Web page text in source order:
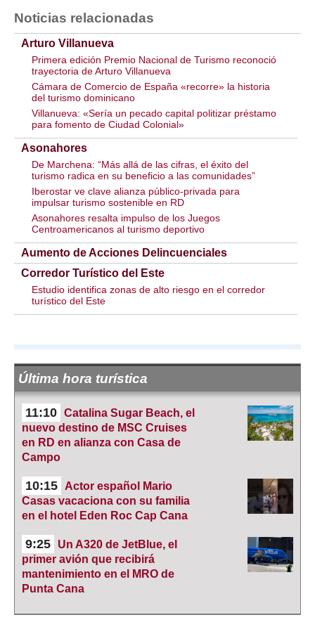
Noticias relacionadas
Arturo Villanueva
Primera edición Premio Nacional de Turismo reconoció
trayectoria de Arturo Villanueva
Cámara de Comercio de España «recorre» la historia
del turismo dominicano
Villanueva: «Sería un pecado capital politizar préstamo
para fomento de Ciudad Colonial»
Asonahores
De Marchena: “Más allá de las cifras, el éxito del
turismo radica en su beneficio a las comunidades”
Iberostar ve clave alianza público-privada para
impulsar turismo sostenible en RD
Asonahores resalta impulso de los Juegos
Centroamericanos al turismo deportivo
Aumento de Acciones Delincuenciales
Corredor Turístico del Este
Estudio identifica zonas de alto riesgo en el corredor
turístico del Este
Última hora turística
11:10 Catalina Sugar Beach, el
nuevo destino de MSC Cruises
en RD en alianza con Casa de
Campo
10:15
Actor español Mario
Casas vacaciona con su familia
en el hotel Eden Roc Cap Cana
9:25
Un A320 de JetBlue, el
primer avión que recibirá
mantenimiento en el MRO de
Punta Cana